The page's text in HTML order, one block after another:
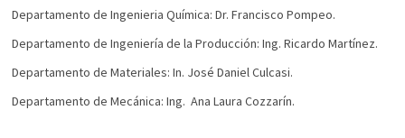
Departamento de Ingenieria Química: Dr. Francisco Pompeo.
Departamento de Ingeniería de la Producción: Ing. Ricardo Martínez.
Departamento de Materiales: In. José Daniel Culcasi.
Departamento de Mecánica: Ing. Ana Laura Cozzarín.